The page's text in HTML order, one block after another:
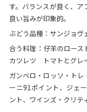
す。バランスが良く、ア
良い旨みが印象的。
ぶどう品種：サンジョ
合う料理：仔羊のロー
カツレツ トマトとグレ
ガンベロ・ロッソ・トレ
ーニ91ポイント、ジェ
ント、ワインズ・クリテ